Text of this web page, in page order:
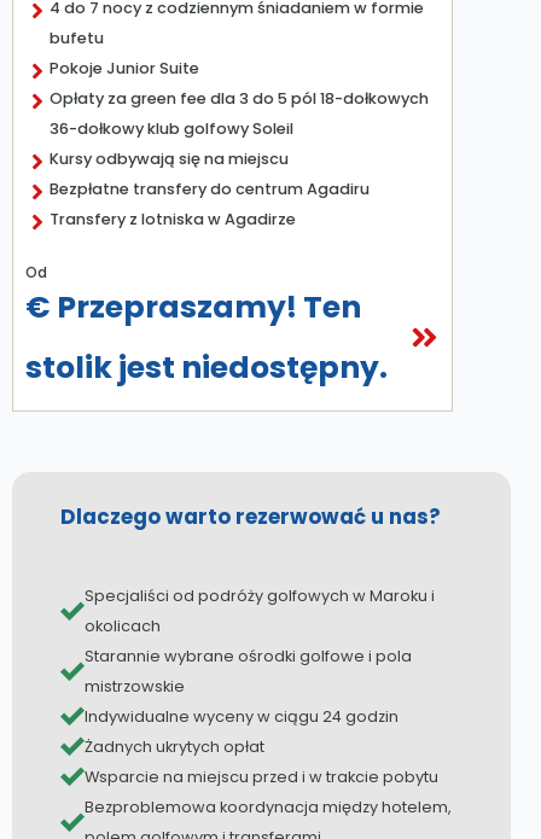
4 do 7 nocy z codziennym śniadaniem w formie
bufetu
Pokoje Junior Suite
Opłaty za green fee dla 3 do 5 pól 18-dołkowych
36-dołkowy klub golfowy Soleil
Kursy odbywają się na miejscu
Bezpłatne transfery do centrum Agadiru
Transfery z lotniska w Agadirze
Od
€ Przepraszamy! Ten
stolik jest niedostępny.
Dlaczego warto rezerwować u nas?
Specjaliści od podróży golfowych w Maroku i
okolicach
Starannie wybrane ośrodki golfowe i pola
mistrzowskie
Indywidualne wyceny w ciągu 24 godzin
Żadnych ukrytych opłat
Wsparcie na miejscu przed i w trakcie pobytu
Bezproblemowa koordynacja między hotelem,